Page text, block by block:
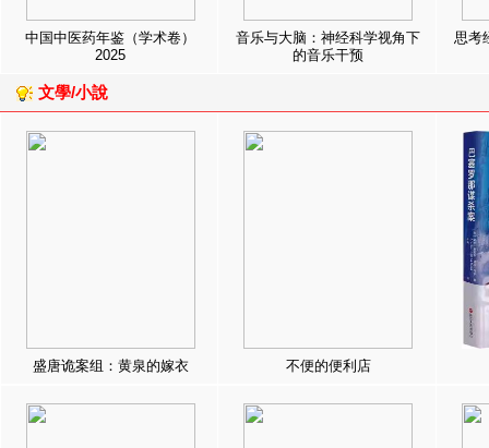
中国中医药年鉴（学术卷）
2025
音乐与大脑：神经科学视角下
的音乐干预
思考
文學/小說
盛唐诡案组：黄泉的嫁衣 不便的便利店